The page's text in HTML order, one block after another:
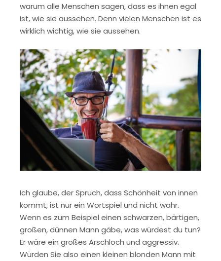
warum alle Menschen sagen, dass es ihnen egal
ist, wie sie aussehen. Denn vielen Menschen ist es
wirklich wichtig, wie sie aussehen.
Ich glaube, der Spruch, dass Schönheit von innen
kommt, ist nur ein Wortspiel und nicht wahr.
Wenn es zum Beispiel einen schwarzen, bärtigen,
großen, dünnen Mann gäbe, was würdest du tun?
Er wäre ein großes Arschloch und aggressiv.
Würden Sie also einen kleinen blonden Mann mit